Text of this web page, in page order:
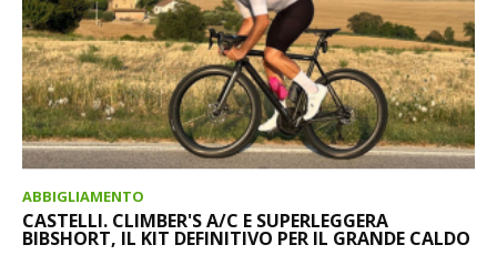
ABBIGLIAMENTO
CASTELLI. CLIMBER'S A/C E SUPERLEGGERA
BIBSHORT, IL KIT DEFINITIVO PER IL GRANDE CALDO